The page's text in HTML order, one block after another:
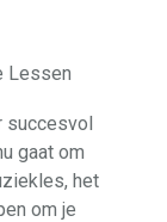
Lessen
succesvol
gaat om
het
om je